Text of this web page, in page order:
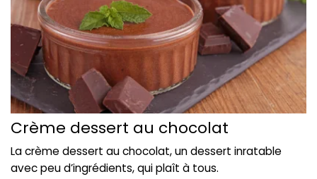
Crème dessert au chocolat
La crème dessert au chocolat, un dessert inratable
avec peu d’ingrédients, qui plaît à tous.